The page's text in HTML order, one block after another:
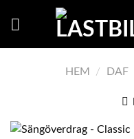
HEM / DAF